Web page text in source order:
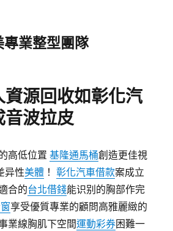
業整型團隊
資源回收如彰化汽
音波拉皮
高低位置基隆通馬桶創造更佳視
异性美體 ！彰化汽車借款案成立
合的台北借錢能识别的胸部作完
享受優質專業的顧問高雅麗緻的
業線胸肌下空間運動彩券困難一